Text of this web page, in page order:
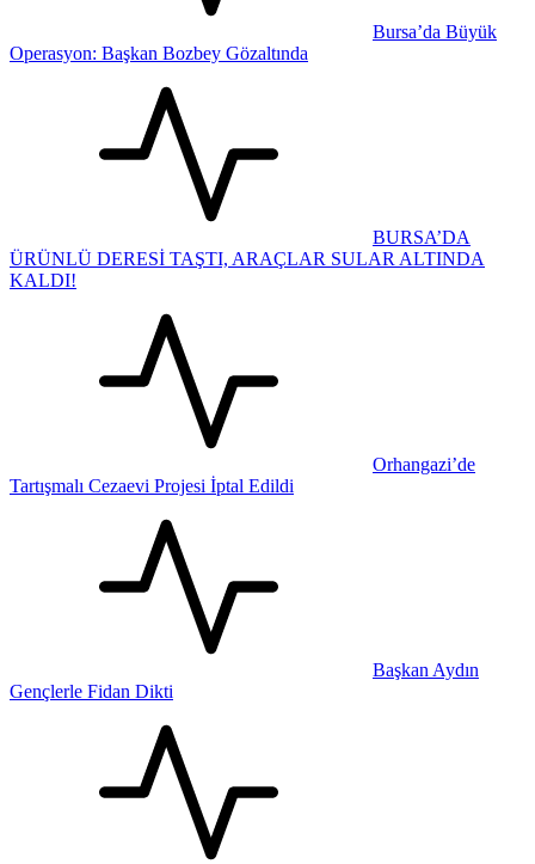
Bursa’da Büyük
Operasyon: Başkan Bozbey Gözaltında
BURSA’DA
ÜRÜNLÜ DERESİ TAŞTI, ARAÇLAR SULAR ALTINDA
KALDI!
Orhangazi’de
Tartışmalı Cezaevi Projesi İptal Edildi
Başkan Aydın
Gençlerle Fidan Dikti